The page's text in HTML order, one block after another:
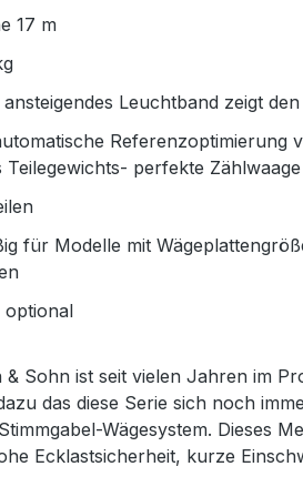
17 m
ansteigendes Leuchtband zeigt
Referenzoptimierung
perfekte
für Modelle mit
optional
& Sohn ist seit vielen Jahren im
das diese Serie sich noch
Wägesystem. Dieses
Ecklastsicherheit, kurze